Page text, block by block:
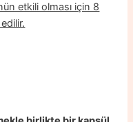
etkili olması için 8